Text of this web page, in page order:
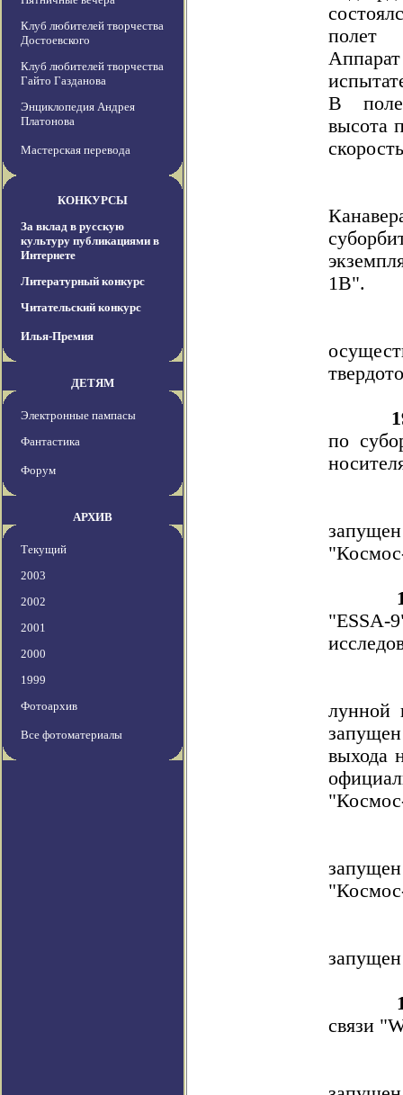
Клуб любителей творчества
Достоевского
Клуб любителей творчества
Гайто Газданова
Энциклопедия Андрея
Платонова
Мастерская перевода
КОНКУРСЫ
За вклад в русскую
культуру публикациями в
Интернете
Литературный конкурс
Читательский конкурс
Илья-Премия
ДЕТЯМ
Электронные пампасы
Фантастика
Форум
АРХИВ
Текущий
2003
2002
2001
2000
1999
Фотоархив
Все фотоматериалы
полет
В
высота
1B".
по
лунной
выхода
связи